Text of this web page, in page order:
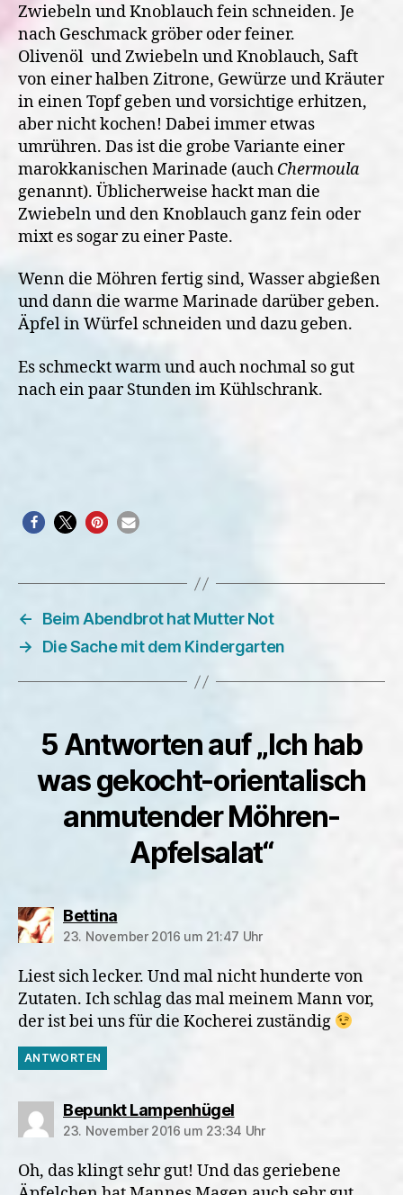
Zwiebeln und Knoblauch fein schneiden. Je
nach Geschmack gröber oder feiner.
Olivenöl und Zwiebeln und Knoblauch, Saft
von einer halben Zitrone, Gewürze und Kräuter
in einen Topf geben und vorsichtige erhitzen,
aber nicht kochen! Dabei immer etwas
umrühren. Das ist die grobe Variante einer
marokkanischen Marinade (auch Chermoula
genannt). Üblicherweise hackt man die
Zwiebeln und den Knoblauch ganz fein oder
mixt es sogar zu einer Paste.
Wenn die Möhren fertig sind, Wasser abgießen
und dann die warme Marinade darüber geben.
Äpfel in Würfel schneiden und dazu geben.
Es schmeckt warm und auch nochmal so gut
nach ein paar Stunden im Kühlschrank.
←
Beim Abendbrot hat Mutter Not
→
Die Sache mit dem Kindergarten
5 Antworten auf „Ich hab
was gekocht-orientalisch
anmutender Möhren-
Apfelsalat“
Bettinasagt:
23. November 2016 um 21:47 Uhr
Liest sich lecker. Und mal nicht hunderte von
Zutaten. Ich schlag das mal meinem Mann vor,
der ist bei uns für die Kocherei zuständig
ANTWORTEN
Bepunkt Lampenhügelsagt:
23. November 2016 um 23:34 Uhr
Oh, das klingt sehr gut! Und das geriebene